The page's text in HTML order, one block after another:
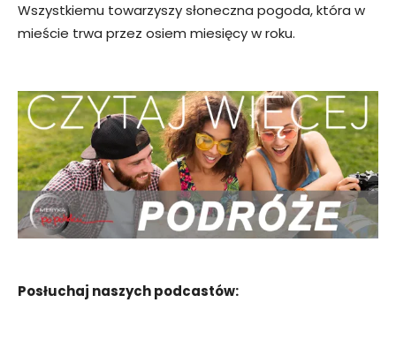
Wszystkiemu towarzyszy słoneczna pogoda, która w
mieście trwa przez osiem miesięcy w roku.
Posłuchaj naszych podcastów: